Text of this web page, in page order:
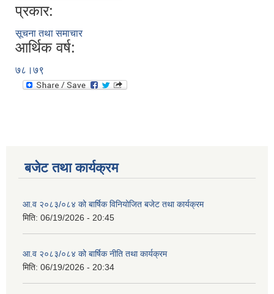
प्रकार:
सूचना तथा समाचार
आर्थिक वर्ष:
७८।७९
बजेट तथा कार्यक्रम
आ.व २०८३/०८४ को बार्षिक विनियोजित बजेट तथा कार्यक्रम
मिति: 06/19/2026 - 20:45
आ.व २०८३/०८४ को बार्षिक नीति तथा कार्यक्रम
मिति: 06/19/2026 - 20:34